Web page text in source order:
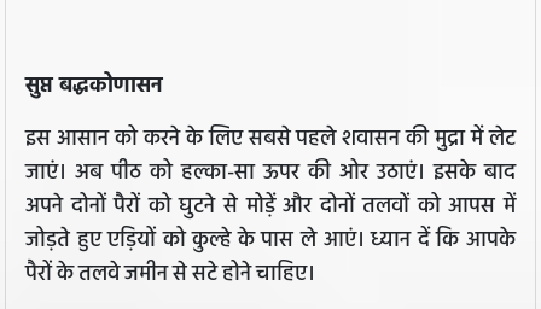
सुप्त बद्धकोणासन
इस आसान को करने के लिए सबसे पहले शवासन की मुद्रा में लेट
जाएं। अब पीठ को हल्का-सा ऊपर की ओर उठाएं। इसके बाद
अपने दोनों पैरों को घुटने से मोड़ें और दोनों तलवों को आपस में
जोड़ते हुए एड़ियों को कुल्हे के पास ले आएं। ध्यान दें कि आपके
पैरों के तलवे जमीन से सटे होने चाहिए।